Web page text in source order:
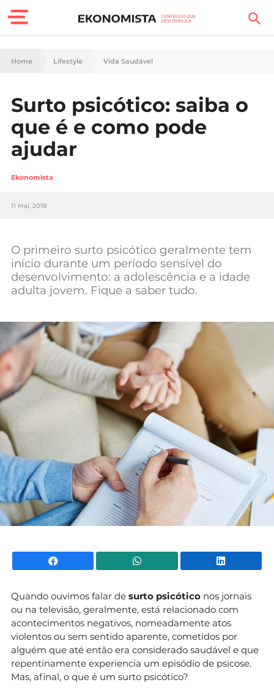
Finanças Pessoais
Carreira
Casa
Lifestyle
Sociedade
Negócios
Mundial 2026
Home Lifestyle Vida Saudável
Surto psicótico: saiba o
que é e como pode
ajudar
Ekonomista
11 Mai, 2018
O primeiro surto psicótico geralmente tem
início durante um período sensível do
desenvolvimento: a adolescência e a idade
adulta jovem. Fique a saber tudo.
Facebook WhatsApp
Quando ouvimos falar de surto psicótico nos jornais
ou na televisão, geralmente, está relacionado com
acontecimentos negativos, nomeadamente atos
violentos ou sem sentido aparente, cometidos por
alguém que até então era considerado saudável e que
repentinamente experiencia um episódio de psicose.
Mas, afinal, o que é um surto psicótico?